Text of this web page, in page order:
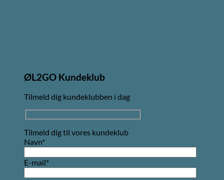
ØL2GO Kundeklub
Tilmeld dig kundeklubben i dag
Tilmeld dig til vores kundeklub
Navn*
E-mail*